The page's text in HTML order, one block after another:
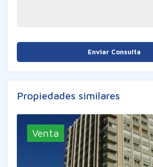
Enviar Consulta
Propiedades similares
Venta